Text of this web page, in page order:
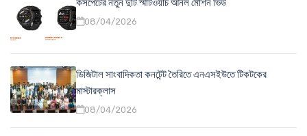
কসপেটের নতুন দুটি স্মার্টওয়াচ আনল মোশন ভিউ
08/04/2026
ডিজিটাল সাংবাদিকতা কনটেন্ট তৈরিতে এনএসইউতে টিকটকের
মাস্টারক্লাস
08/04/2026